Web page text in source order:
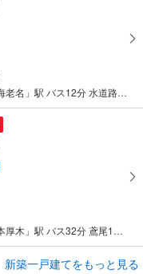
小田急小田原線 「海老名」駅 バス12分 水道路 バス停下車 徒歩5分
小田急小田原線 「本厚木」駅 バス32分 鳶尾1丁目 バス停下車 徒歩3分
新築一戸建てをもっと見る